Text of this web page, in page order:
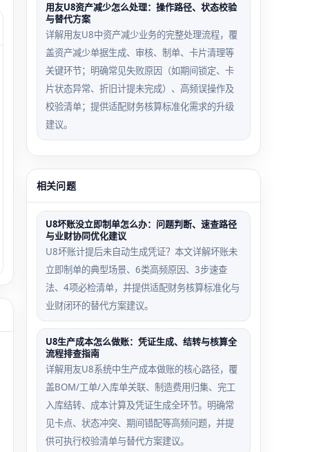
用友U8资产减少怎么处理：操作路径、状态校验
与替代方案
详解用友U8中资产减少业务的完整处理流程，覆
盖资产减少单据生成、审核、制单、卡片清理等
关键环节；明确常见失败原因（如期间锁定、卡
片状态异常、折旧计提未完成）、高频误操作及
校验清单；提供适配财务核算标准化需求的升级
建议。
相关问题
U8坏账没立即制单怎么办：问题判断、速查路径
与业财协同优化建议
U8坏账计提后未自动生成凭证？本文详解坏账未
立即制单的典型场景、6类高频原因、3步速查
法、4项必检清单，并提供适配财务核算标准化与
业财闭环的替代方案建议。
U8生产成本怎么做账：凭证生成、结转与核算全
流程排查指南
详解用友U8系统中生产成本做账的核心路径，覆
盖BOM/工单/入库单关联、制造费用归集、完工
入库结转、成本计算及凭证生成全环节。明确常
见卡点、状态冲突、期间错配等高频问题，并提
供可执行校验清单与替代方案建议。